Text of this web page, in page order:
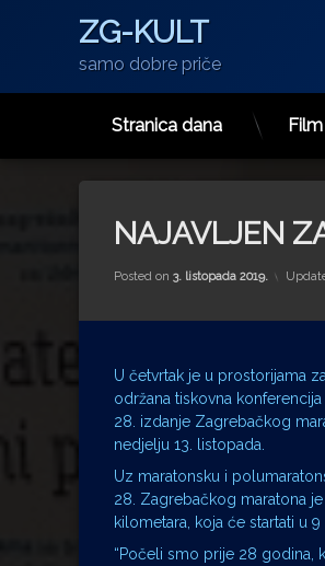
Preskoči
ZG-KULT
samo dobre priče
Stranica dana Film
NAJAVLJEN
Posted on 3. listopada 2019.
U četvrtak je u prostorijama
održana tiskovna
28. izdanje Zagrebačkog
nedjelju 13. listopada.
Uz maratonsku i
28. Zagrebačkog maratona
kilometara, koja će startati u 9
“Počeli smo prije 28 godina,